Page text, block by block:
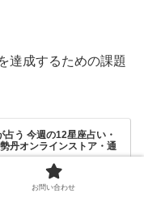
達成するための課題
う 今週の12星座占い・
丹オンラインストア・通
？ルーシー・グリ...
お問い合わせ